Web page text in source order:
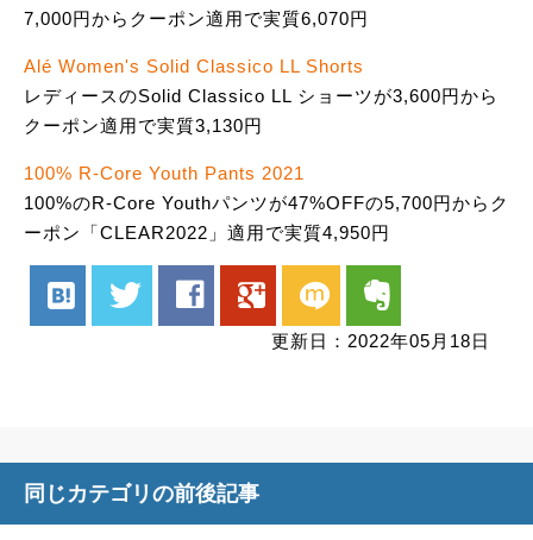
7,000円からクーポン適用で実質6,070円
Alé Women's Solid Classico LL Shorts
レディースのSolid Classico LL ショーツが3,600円から
クーポン適用で実質3,130円
100% R-Core Youth Pants 2021
100%のR-Core Youthパンツが47%OFFの5,700円からク
ーポン「CLEAR2022」適用で実質4,950円
hatenabookmark twitter facebook google mixi evernote
更新日：2022年05月18日
同じカテゴリの前後記事